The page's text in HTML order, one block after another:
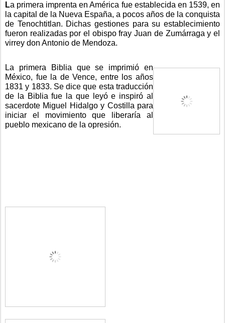
La primera imprenta en América fue establecida en 1539, en
la capital de la Nueva España, a pocos años de la conquista
de Tenochtitlan. Dichas gestiones para su establecimiento
fueron realizadas por el obispo fray Juan de Zumárraga y el
virrey don Antonio de Mendoza.
La primera Biblia que se imprimió en
México, fue la de Vence, entre los años
1831 y 1833. Se dice que esta traducción
de la Biblia fue la que leyó e inspiró al
sacerdote Miguel Hidalgo y Costilla para
iniciar el movimiento que liberaría al
pueblo mexicano de la opresión.